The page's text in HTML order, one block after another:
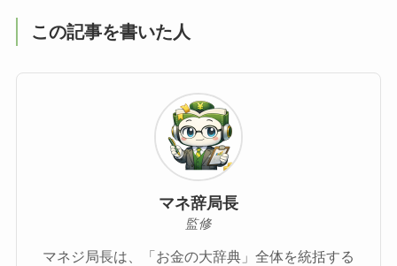
この記事を書いた人
マネ辞局長
監修
マネジ局長は、「お金の大辞典」全体を統括する